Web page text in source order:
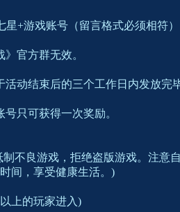
星+游戏账号（留言格式必须相符）
官方群无效。
活动结束后的三个工作日内发放完
只可获得一次奖励。
不良游戏，拒绝盗版游戏。注意
间，享受健康生活。)
上的玩家进入)